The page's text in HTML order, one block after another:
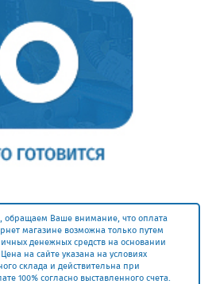
обращаем Ваше внимание, что оплата
магазине возможна только путем
денежных средств на основании
на сайте указана на условиях
склада и действительна при
100% согласно выставленного счета.